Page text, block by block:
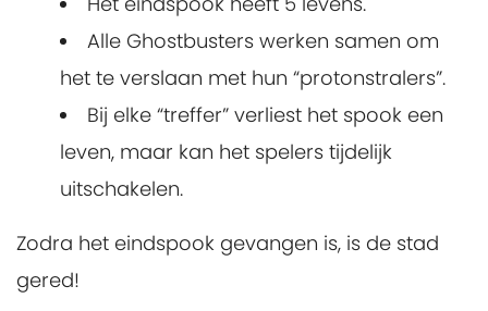
Alle Ghostbusters werken samen om
het te verslaan met hun “protonstralers”.
Bij elke “treffer” verliest het spook een
leven, maar kan het spelers tijdelijk
uitschakelen.
Zodra het eindspook gevangen is, is de stad
gered!